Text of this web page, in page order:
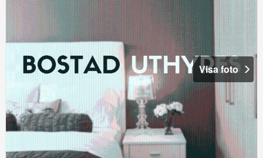
Visa foto